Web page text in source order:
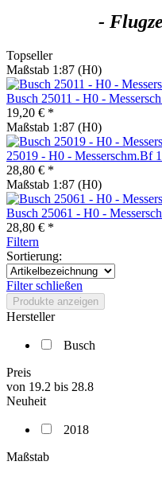
-
Topseller
Maßstab 1:87 (H0)
Busch 25011 - H0 -
19,20 € *
Maßstab 1:87 (H0)
25019 - H0 - Messerschm.Bf
28,80 € *
Maßstab 1:87 (H0)
Busch 25061 - H0 -
28,80 € *
Filtern
Sortierung:
Filter schließen
Produkte anzeigen
Hersteller
Busch
Preis
von 19.2 bis 28.8
Neuheit
2018
Maßstab